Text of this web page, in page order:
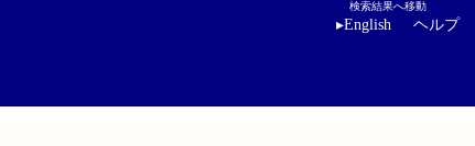
検索結果へ移動
▸English ヘルプ